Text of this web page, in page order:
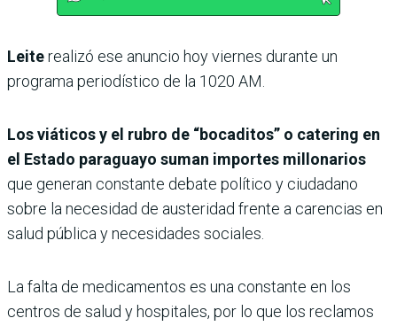
Leiterealizó ese anuncio hoy viernes durante un
programa periodístico de la 1020 AM.
Los viáticos y el rubro de “bocaditos” o catering en
el Estado paraguayo suman importes millonarios
que generan constante debate político y ciudadano
sobre la necesidad de austeridad frente a carencias en
salud pública y necesidades sociales.
La falta de medicamentos es una constante en los
centros de salud y hospitales, por lo que los reclamos